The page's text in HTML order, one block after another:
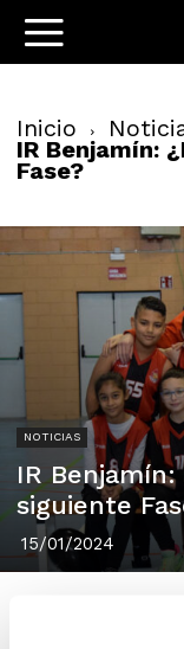
Inicio
IR Benjamín:
Fase?
NOTICIAS
IR
siguiente
15/01/2024